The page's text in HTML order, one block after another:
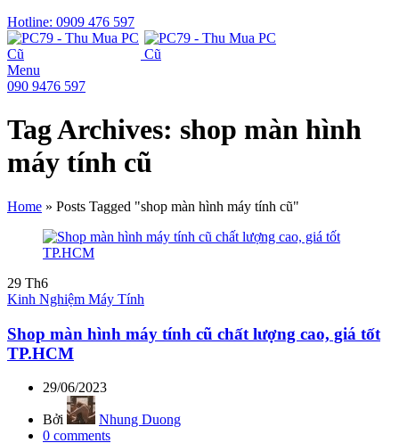
Hotline: 0909 476 597
Menu
090 9476 597
Tag Archives: shop màn hình
máy tính cũ
Home » Posts Tagged "shop màn hình máy tính cũ"
29 Th6
Kinh Nghiệm Máy Tính
Shop màn hình máy tính cũ chất lượng cao, giá tốt
TP.HCM
29/06/2023
Bởi
Nhung Duong
0 comments